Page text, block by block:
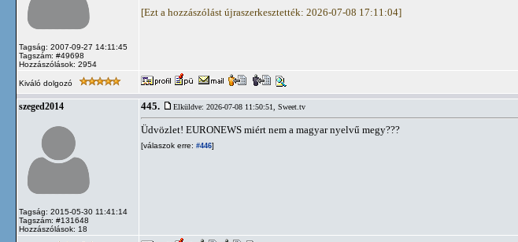
Tagság: 2007-09-27 14:11:45
Tagszám: #49698
Hozzászólások: 2954
[Ezt a hozzászólást újraszerkesztették: 2026-07-08 17:11:04]
Kiváló dolgozó
szeged2014
Tagság: 2015-05-30 11:41:14
Tagszám: #131648
Hozzászólások: 18
445. Elküldve: 2026-07-08 11:50:51, Sweet.tv
Üdvözlet! EURONEWS miért nem a magyar nyelvű megy???
[válaszok erre: #446]